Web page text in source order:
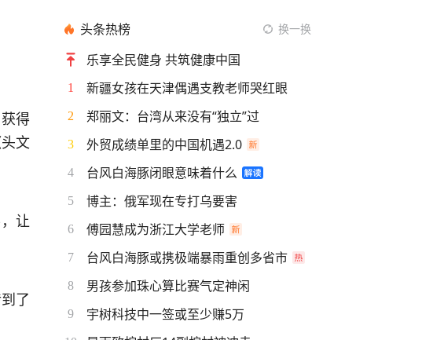
得
文
让
了
头条热榜 换一换
乐享全民健身 共筑健康中国
1 新疆女孩在天津偶遇支教老师哭红眼
2 郑丽文：台湾从来没有“独立”过
3 外贸成绩单里的中国机遇2.0
4 台风白海豚闭眼意味着什么
5 博主：俄军现在专打乌要害
6 傅园慧成为浙江大学老师
7 台风白海豚或携极端暴雨重创多省市
8 男孩参加珠心算比赛气定神闲
9 宇树科技中一签或至少赚5万